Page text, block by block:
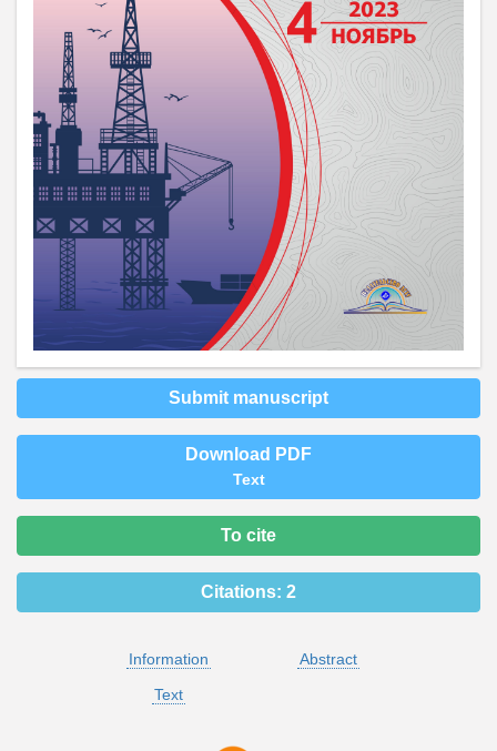
Submit manuscript
Download PDF
Text
To cite
Citations: 2
Information
Abstract
Text